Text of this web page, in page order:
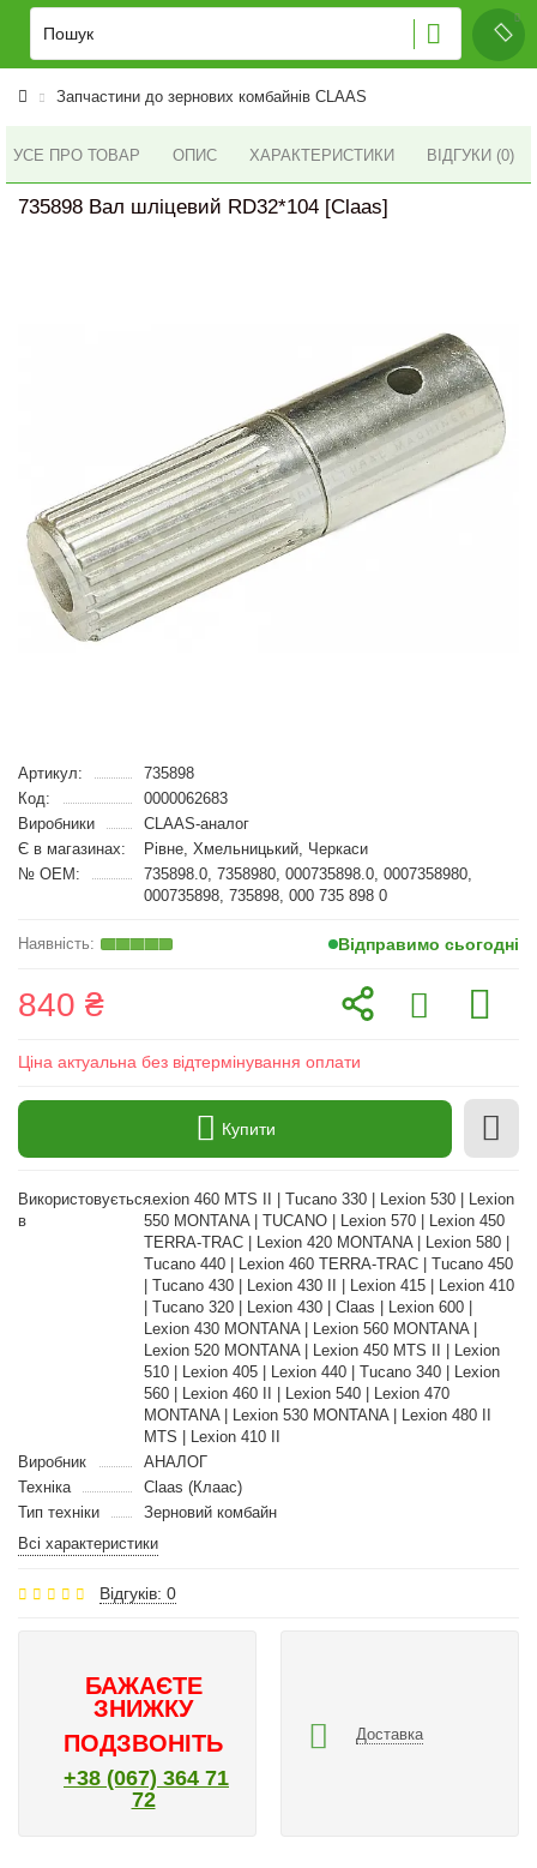
Запчастини до зернових комбайнів CLAAS
УСЕ ПРО ТОВАР ОПИС ХАРАКТЕРИСТИКИ ВІДГУКИ (0)
735898 Вал шліцевий RD32*104 [Claas]
Артикул:
735898
Код:
0000062683
Виробники
CLAAS-аналог
Є в магазинах:
Рівне, Хмельницький, Черкаси
№ OEM:
735898.0, 7358980, 000735898.0, 0007358980,
000735898, 735898, 000 735 898 0
Відправимо сьогодні
840 ₴
Ціна актуальна без відтермінування оплати
Купити
Використовується
в
Lexion 460 MTS II | Tucano 330 | Lexion 530 | Lexion
550 MONTANA | TUCANO | Lexion 570 | Lexion 450
TERRA-TRAC | Lexion 420 MONTANA | Lexion 580 |
Tucano 440 | Lexion 460 TERRA-TRAC | Tucano 450
| Tucano 430 | Lexion 430 II | Lexion 415 | Lexion 410
| Tucano 320 | Lexion 430 | Claas | Lexion 600 |
Lexion 430 MONTANA | Lexion 560 MONTANA |
Lexion 520 MONTANA | Lexion 450 MTS II | Lexion
510 | Lexion 405 | Lexion 440 | Tucano 340 | Lexion
560 | Lexion 460 II | Lexion 540 | Lexion 470
MONTANA | Lexion 530 MONTANA | Lexion 480 II
MTS | Lexion 410 II
Виробник
АНАЛОГ
Техніка
Claas (Клаас)
Тип техніки
Зерновий комбайн
Всі характеристики
Відгуків: 0
БАЖАЄТЕ
ЗНИЖКУ
ПОДЗВОНІТЬ
+38 (067) 364 71
72
Доставка